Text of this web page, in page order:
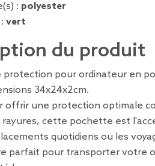
: polyester
vert
du produit
protection pour ordinateur en
34x24x2cm.
offrir une protection optimale
rayures, cette pochette est
quotidiens ou les
parfait pour transporter votre